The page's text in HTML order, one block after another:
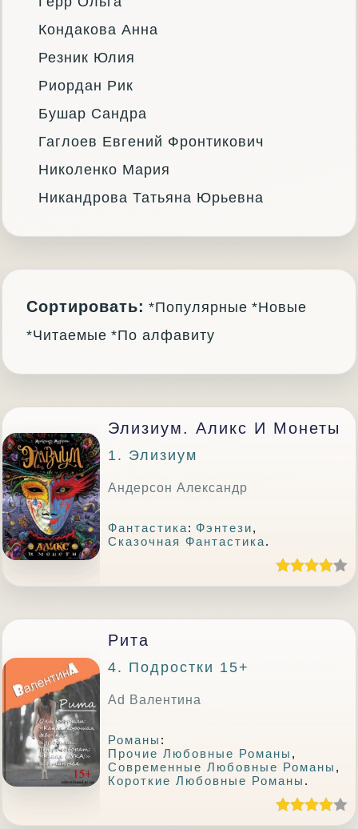
Кондакова Анна
Резник Юлия
Риордан Рик
Бушар Сандра
Гаглоев Евгений Фронтикович
Николенко Мария
Никандрова Татьяна Юрьевна
Сортировать: *Популярные *Новые
*Читаемые *По алфавиту
Элизиум. Аликс И Монеты
1. Элизиум
Андерсон Александр
Фантастика: Фэнтези,
Сказочная Фантастика.
Рита
4. Подростки 15+
Ad Валентина
Романы :
Прочие Любовные Романы ,
Современные Любовные Романы ,
Короткие Любовные Романы .